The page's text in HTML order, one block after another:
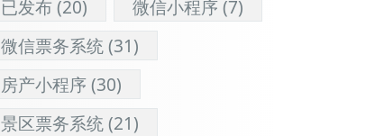
已发布(20) 微信小程序(7)
微信票务系统(31)
房产小程序(30)
景区票务系统(21)